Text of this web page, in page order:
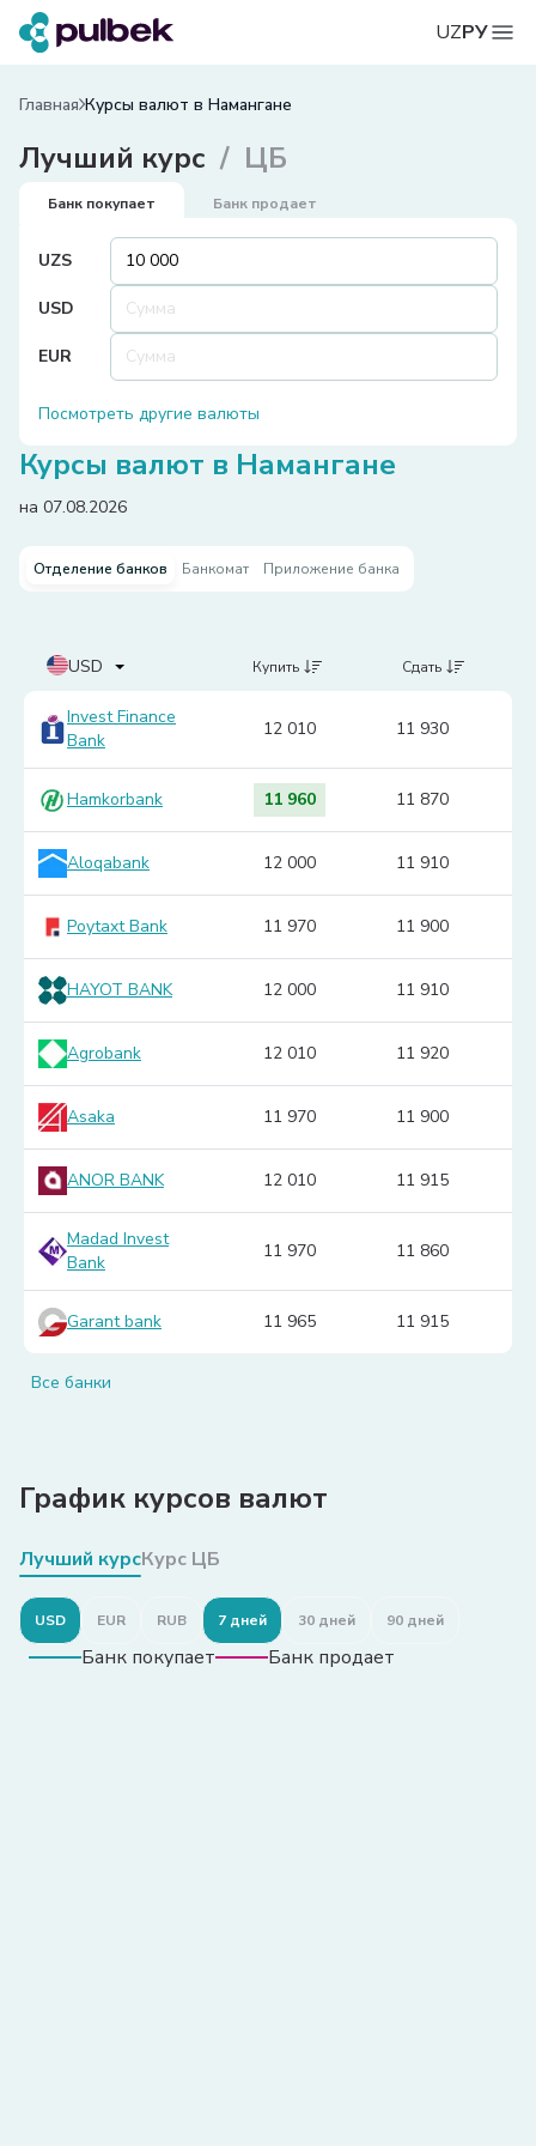
UZРУ
Главная Курсы валют в Намангане
Курсы валют в Намангане
на 07.08.2026
Отделение банков Банкомат Приложение банка
USD Купить Сдать
Invest Finance
Bank
12 010 11 930
Hamkorbank 11 960 11 870
Aloqabank 12 000 11 910
Poytaxt Bank 11 970 11 900
HAYOT BANK 12 000 11 910
Agrobank 12 010 11 920
Asaka 11 970 11 900
ANOR BANK 12 010 11 915
Madad Invest
Bank
11 970 11 860
Garant bank 11 965 11 915
Все банки
График курсов валют
Лучший курсКурс ЦБ
USD EUR RUB
Банк покупает Банк продает
7 дней 30 дней 90 дней
Лучший курс ЦБ
Банк покупает Банк продает
UZS
USD
EUR
Посмотреть другие валюты